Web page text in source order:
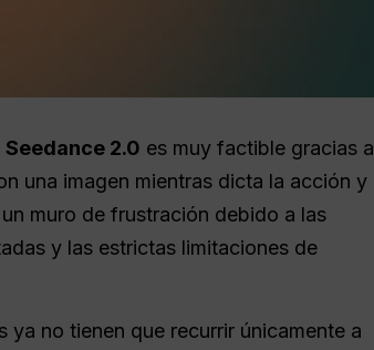
Seedance 2.0 es muy factible gracias a
una imagen mientras dicta la acción y
muro de frustración debido a las
y las estrictas limitaciones de
ya no tienen que recurrir únicamente a